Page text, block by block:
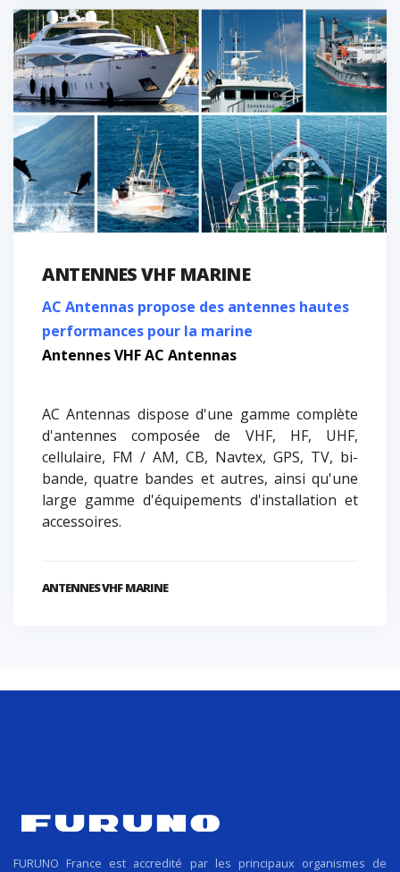
ANTENNES VHF MARINE
AC Antennas propose des antennes hautes
performances pour la marine
Antennes VHF AC Antennas
AC Antennas dispose d'une gamme complète
d'antennes composée de VHF, HF, UHF,
cellulaire, FM / AM, CB, Navtex, GPS, TV, bi-
bande, quatre bandes et autres, ainsi qu'une
large gamme d'équipements d'installation et
accessoires.
ANTENNES VHF MARINE
FURUNO France est accredité par les principaux organismes de